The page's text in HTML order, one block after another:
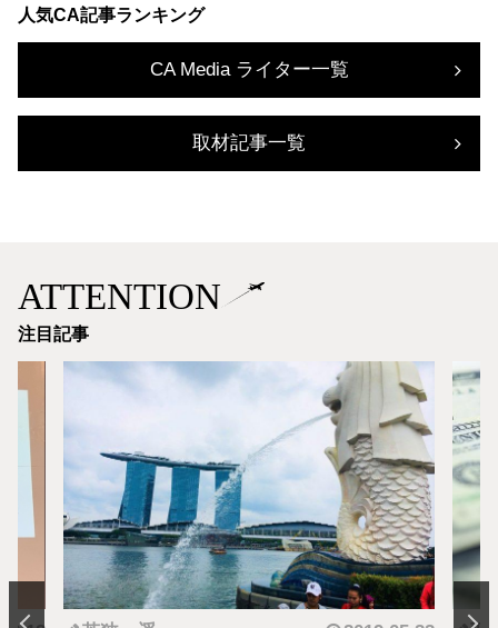
人気CA記事ランキング
CA Media ライター一覧
取材記事一覧
ATTENTION
注目記事